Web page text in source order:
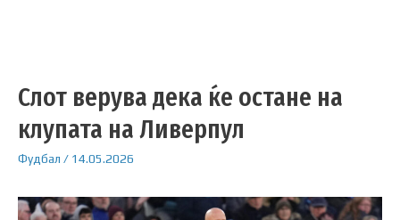
Слот верува дека ќе остане на
клупата на Ливерпул
Фудбал / 14.05.2026